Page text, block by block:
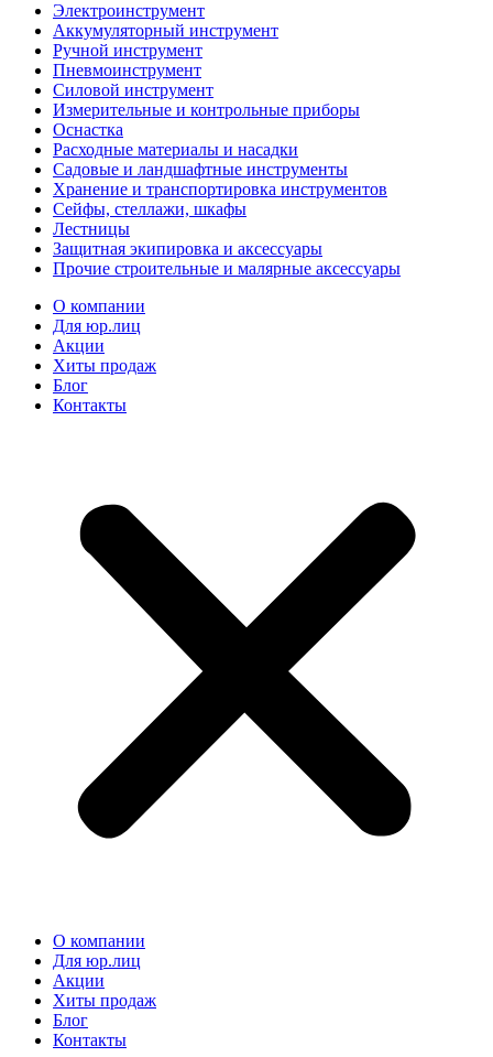
Электроинструмент
Аккумуляторный инструмент
Ручной инструмент
Пневмоинструмент
Силовой инструмент
Измерительные и контрольные приборы
Оснастка
Расходные материалы и насадки
Садовые и ландшафтные инструменты
Хранение и транспортировка инструментов
Сейфы, стеллажи, шкафы
Лестницы
Защитная экипировка и аксессуары
Прочие строительные и малярные аксессуары
О компании
Для юр.лиц
Акции
Хиты продаж
Блог
Контакты
О компании
Для юр.лиц
Акции
Хиты продаж
Блог
Контакты